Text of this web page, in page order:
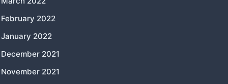
February 2022
January 2022
December 2021
November 2021